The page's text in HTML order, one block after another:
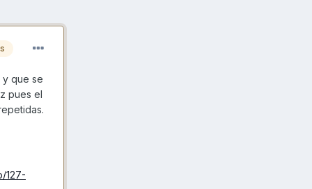
y que se
pues el
127-